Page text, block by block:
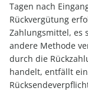
Tagen nach
Rückvergütung
Zahlungsmittel, es
andere Methode
durch die
handelt, entfällt